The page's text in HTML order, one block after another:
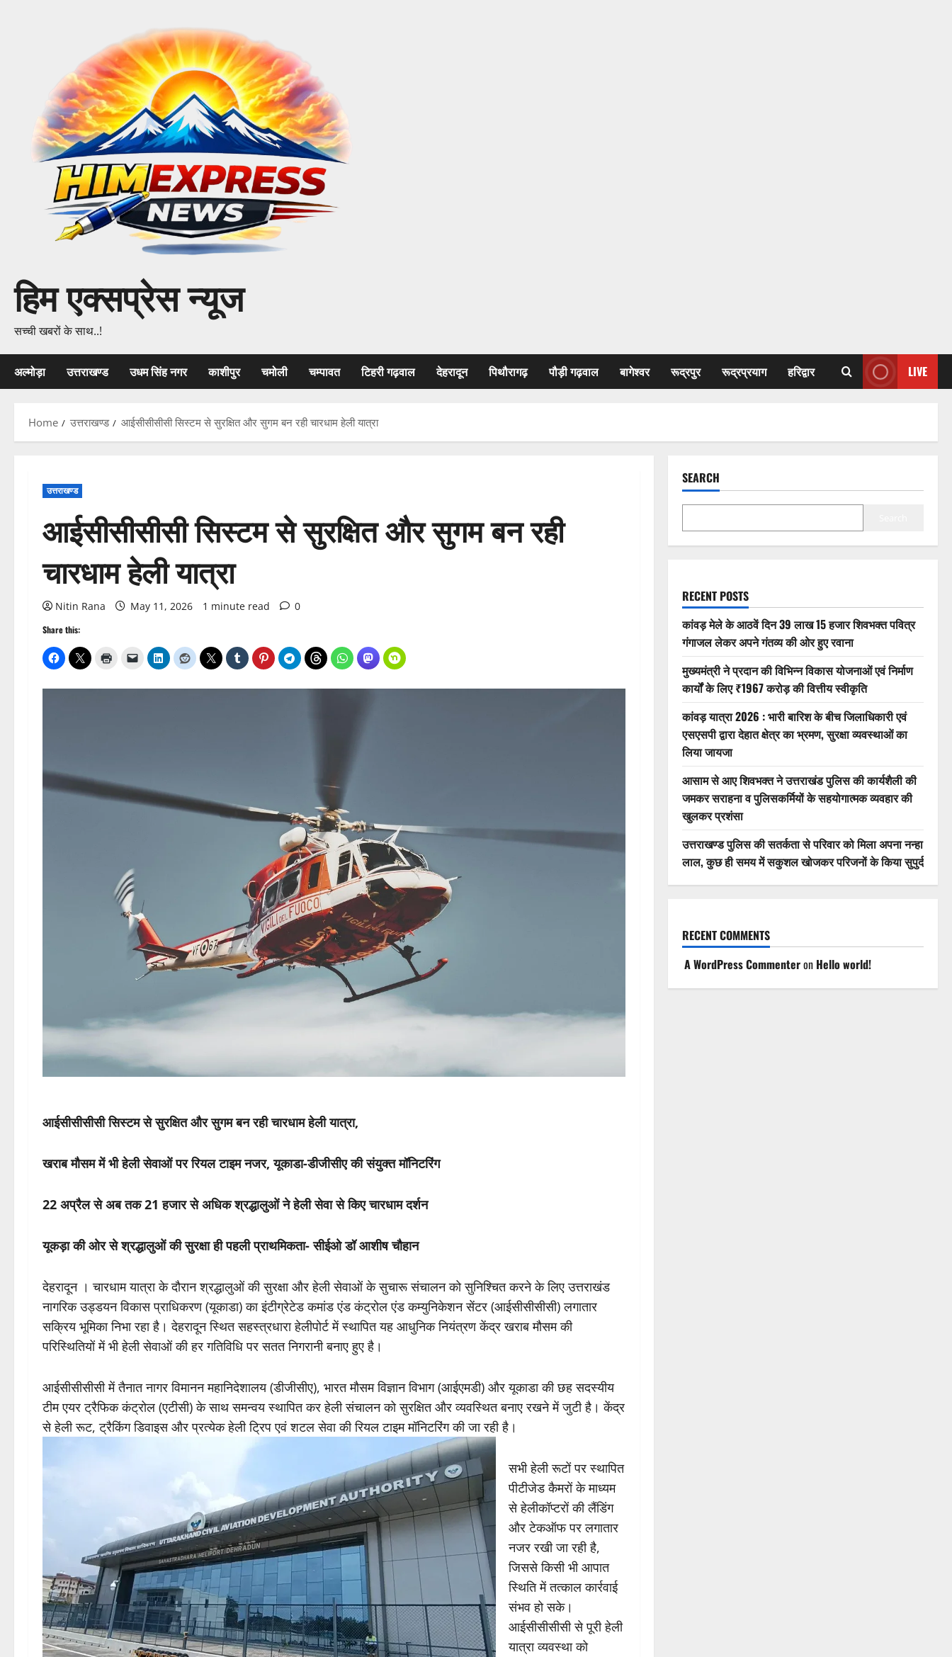
हिम एक्सप्रेस न्यूज
सच्ची खबरों के साथ..!
अल्मोड़ा उत्तराखण्ड उधम सिंह नगर काशीपुर चमोली चम्पावत टिहरी गढ़वाल देहरादून पिथौरागढ़ पौड़ी गढ़वाल बागेश्वर रूद्रपुर रूद्रप्रयाग हरिद्वार LIVE
Home उत्तराखण्ड आईसीसीसीसी सिस्टम से सुरक्षित और सुगम बन रही चारधाम हेली यात्रा
उत्तराखण्ड
आईसीसीसीसी सिस्टम से सुरक्षित और सुगम बन रही
चारधाम हेली यात्रा
Nitin Rana May 11, 2026 1 minute read 0
Share this:
आईसीसीसीसी सिस्टम से सुरक्षित और सुगम बन रही चारधाम हेली यात्रा,
खराब मौसम में भी हेली सेवाओं पर रियल टाइम नजर, यूकाडा-डीजीसीए की संयुक्त मॉनिटरिंग
22 अप्रैल से अब तक 21 हजार से अधिक श्रद्धालुओं ने हेली सेवा से किए चारधाम दर्शन
यूकड़ा की ओर से श्रद्धालुओं की सुरक्षा ही पहली प्राथमिकता- सीईओ डॉ आशीष चौहान
देहरादून । चारधाम यात्रा के दौरान श्रद्धालुओं की सुरक्षा और हेली सेवाओं के सुचारू संचालन को सुनिश्चित करने के लिए उत्तराखंड
नागरिक उड्डयन विकास प्राधिकरण (यूकाडा) का इंटीग्रेटेड कमांड एंड कंट्रोल एंड कम्युनिकेशन सेंटर (आईसीसीसीसी) लगातार
सक्रिय भूमिका निभा रहा है। देहरादून स्थित सहस्त्रधारा हेलीपोर्ट में स्थापित यह आधुनिक नियंत्रण केंद्र खराब मौसम की
परिस्थितियों में भी हेली सेवाओं की हर गतिविधि पर सतत निगरानी बनाए हुए है।
आईसीसीसीसी में तैनात नागर विमानन महानिदेशालय (डीजीसीए), भारत मौसम विज्ञान विभाग (आईएमडी) और यूकाडा की छह सदस्यीय
टीम एयर ट्रैफिक कंट्रोल (एटीसी) के साथ समन्वय स्थापित कर हेली संचालन को सुरक्षित और व्यवस्थित बनाए रखने में जुटी है। केंद्र
से हेली रूट, ट्रैकिंग डिवाइस और प्रत्येक हेली ट्रिप एवं शटल सेवा की रियल टाइम मॉनिटरिंग की जा रही है।
सभी हेली रूटों पर स्थापित
पीटीजेड कैमरों के माध्यम
से हेलीकॉप्टरों की लैंडिंग
और टेकऑफ पर लगातार
नजर रखी जा रही है,
जिससे किसी भी आपात
स्थिति में तत्काल कार्रवाई
संभव हो सके।
आईसीसीसीसी से पूरी हेली
यात्रा व्यवस्था को
SEARCH
RECENT POSTS
कांवड़ मेले के आठवें दिन 39 लाख 15 हजार शिवभक्त पवित्र
गंगाजल लेकर अपने गंतव्य की ओर हुए रवाना
मुख्यमंत्री ने प्रदान की विभिन्न विकास योजनाओं एवं निर्माण
कार्यों के लिए ₹1967 करोड़ की वित्तीय स्वीकृति
कांवड़ यात्रा 2026 : भारी बारिश के बीच जिलाधिकारी एवं
एसएसपी द्वारा देहात क्षेत्र का भ्रमण, सुरक्षा व्यवस्थाओं का
लिया जायजा
आसाम से आए शिवभक्त ने उत्तराखंड पुलिस की कार्यशैली की
जमकर सराहना व पुलिसकर्मियों के सहयोगात्मक व्यवहार की
खुलकर प्रशंसा
उत्तराखण्ड पुलिस की सतर्कता से परिवार को मिला अपना नन्हा
लाल, कुछ ही समय में सकुशल खोजकर परिजनों के किया सुपुर्द
RECENT COMMENTS
A WordPress Commenteron Hello world!